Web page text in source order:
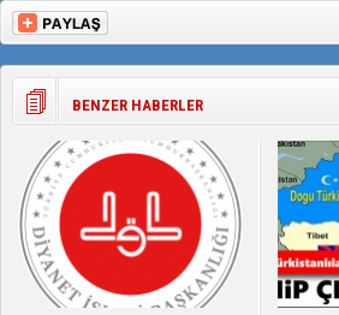
BENZER HABERLER